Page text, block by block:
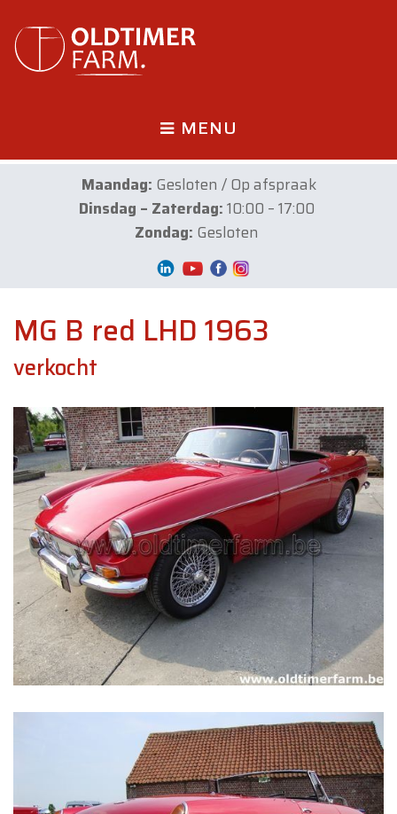
MENU
Maandag: Gesloten / Op afspraak
Dinsdag – Zaterdag:10:00 – 17:00
Zondag: Gesloten
MG B red LHD 1963
verkocht